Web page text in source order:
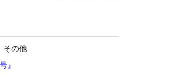
その他
』